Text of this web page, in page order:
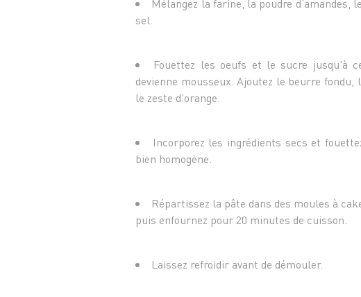
Mélangez la farine, la poudre d’amandes,
sel.
Fouettez les oeufs et le sucre jusqu'à
devienne mousseux. Ajoutez le beurre
le zeste d’orange.
Incorporez les ingrédients secs et
bien homogène.
Répartissez la pâte dans des moules à
puis enfournez pour 20 minutes de cuisson.
Laissez refroidir avant de démouler.